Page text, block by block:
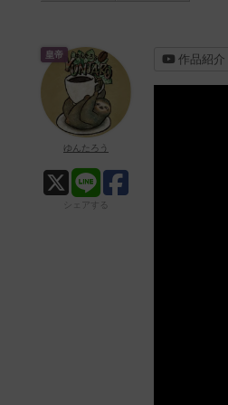
作品紹介
皇帝
ゆんたろう
シェアする